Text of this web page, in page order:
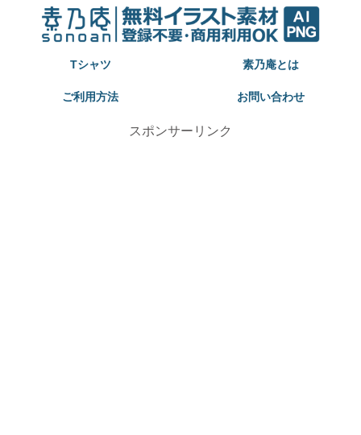
Tシャツ 素乃庵とは
ご利用方法 お問い合わせ
スポンサーリンク